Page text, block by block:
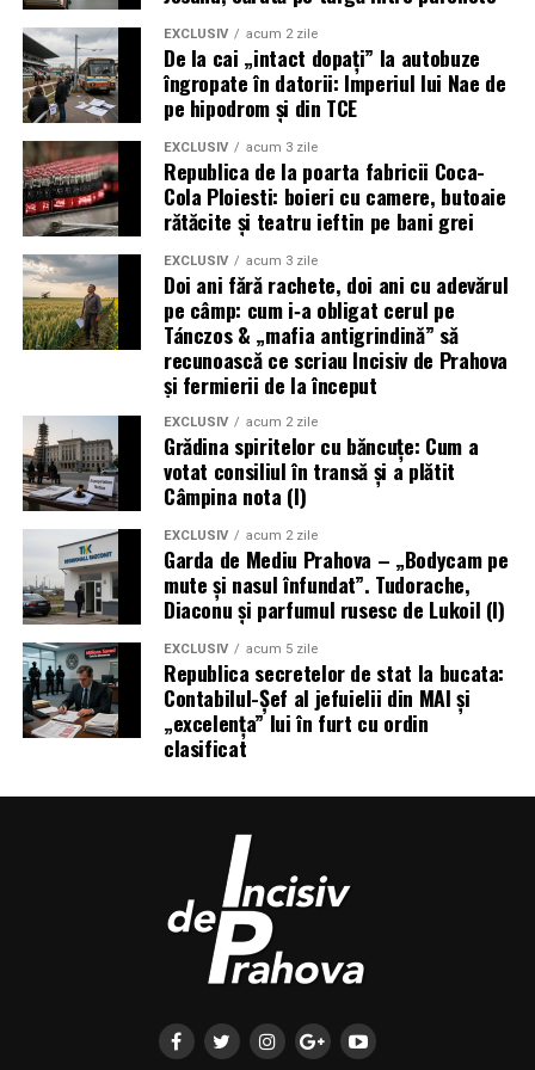
concluzia.
Pe scurt
Ca să recunoști un brand coreean
„coreean” arată — verifică originea reală: „Made in
Korea”, sediul companiei, povestea fondatorilor, marca
KC, Hangul-ul pe ambalaj.
Ca să te asiguri că produsul e autentic
code-ul și datele, QR/holograma, calitatea ambalajului,
textura, prețul plauzibil comercial și, mai ales, cumpără
de la surse oficiale.
Iar cea mai simplă protecție rămâne aceeași: cumpără de
la un distribuitor de încredere. Când lanțul de
aprovizionare e curat, ambele întrebări de mai sus au
deja răspuns.
EXCLUSIV acum 2 zile
De la cai „intact dopați” la autobuze
îngropate în datorii: Imperiul lui Nae de
pe hipodrom și din TCE
EXCLUSIV acum 3 zile
Republica de la poarta fabricii Coca-
Cola Ploiesti: boieri cu camere, butoaie
rătăcite și teatru ieftin pe bani grei
EXCLUSIV acum 3 zile
Doi ani fără rachete, doi ani cu adevărul
pe câmp: cum i‑a obligat cerul pe
Tánczos & „mafia antigrindină” să
recunoască ce scriau Incisiv de Prahova
și fermierii de la început
EXCLUSIV acum 2 zile
Grădina spiritelor cu băncuțe: Cum a
votat consiliul în transă și a plătit
Câmpina nota (I)
EXCLUSIV acum 2 zile
Garda de Mediu Prahova – „Bodycam pe
mute și nasul înfundat”. Tudorache,
Diaconu și parfumul rusesc de Lukoil (I)
EXCLUSIV acum 5 zile
Republica secretelor de stat la bucata:
Contabilul-Șef al jefuielii din MAI și
„excelența” lui în furt cu ordin
clasificat